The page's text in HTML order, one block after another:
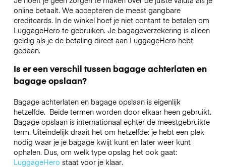
online betaalt. We accepteren de meest gangbare
creditcards. In de winkel hoef je niet contant te betalen om
LuggageHero te gebruiken. Je bagageverzekering is alleen
geldig als je de betaling direct aan LuggageHero hebt
gedaan.
Is er een verschil tussen bagage achterlaten en
bagage opslaan?
Bagage achterlaten en bagage opslaan is eigenlijk
hetzelfde. Beide termen worden door elkaar heen gebruikt.
Bagage opslaan is internationaal echter de meestgebruikte
term. Uiteindelijk draait het om hetzelfde: je hebt een plek
nodig waar je je bagage kwijt kunt en later weer kunt
ophalen. Dus, om welk type opslag het ook gaat:
LuggageHero staat voor je klaar.